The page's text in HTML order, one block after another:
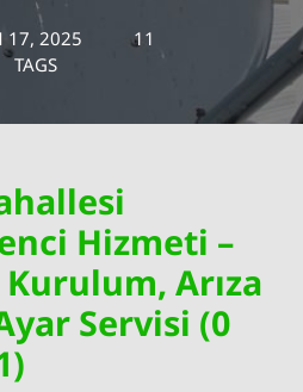
17, 2025
11
TAGS
Hizmeti –
Arıza
Servisi (0